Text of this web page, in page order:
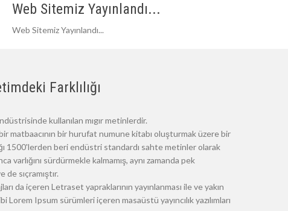
Web Sitemiz Yayınlandı...
Web Sitemiz Yayınlandı...
Farklılığı
kullanılan mıgır metinlerdir.
matbaacının bir hurufat numune kitabı oluşturmak üzere bir
1500'lerden beri endüstri standardı sahte metinler olarak
varlığını sürdürmekle kalmamış, aynı zamanda pek
sıçramıştır.
da içeren Letraset yapraklarının yayınlanması ile ve yakın
Ipsum sürümleri içeren masaüstü yayıncılık yazılımları